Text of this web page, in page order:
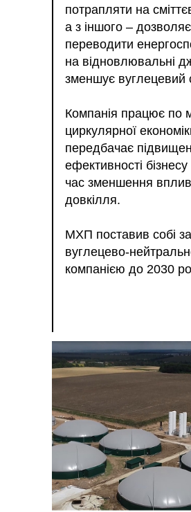
потрапляти на
а з іншого – дозволяє
переводити
на відновлювальні
зменшує вуглецевий
Компанія працює по
циркулярної
передбачає
ефективності
час зменшення
довкілля.
МХП поставив собі
вуглецево-
компанією до 2030